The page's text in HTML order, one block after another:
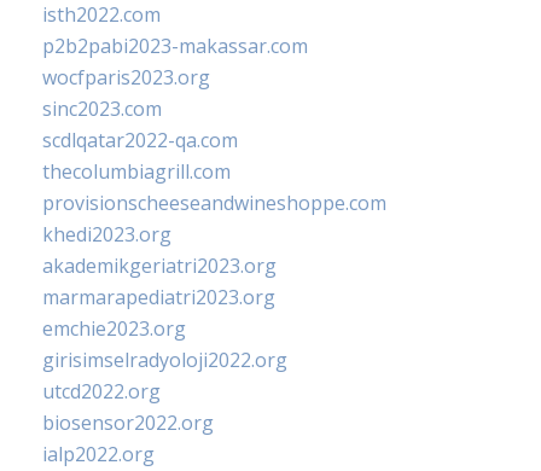
isth2022.com
p2b2pabi2023-makassar.com
wocfparis2023.org
sinc2023.com
scdlqatar2022-qa.com
thecolumbiagrill.com
provisionscheeseandwineshoppe.com
khedi2023.org
akademikgeriatri2023.org
marmarapediatri2023.org
emchie2023.org
girisimselradyoloji2022.org
utcd2022.org
biosensor2022.org
ialp2022.org